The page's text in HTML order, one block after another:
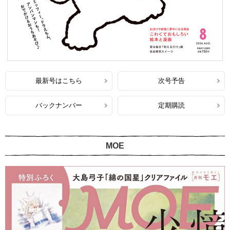
最新号はこちら 次号予告
バックナンバー 定期購読
MOE